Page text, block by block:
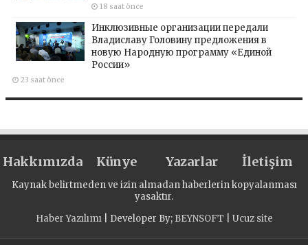
18 saat önce
Инклюзивные организации передали
Владиславу Головину предложения в
новую Народную программу «Единой
России»
23 saat önce
Hakkımızda Künye Yazarlar İletişim
Kaynak belirtmeden ve izin almadan haberlerin kopyalanması
yasaktır.
Haber Yazılımı| Developer By; BEYNSOFT Ucuz site